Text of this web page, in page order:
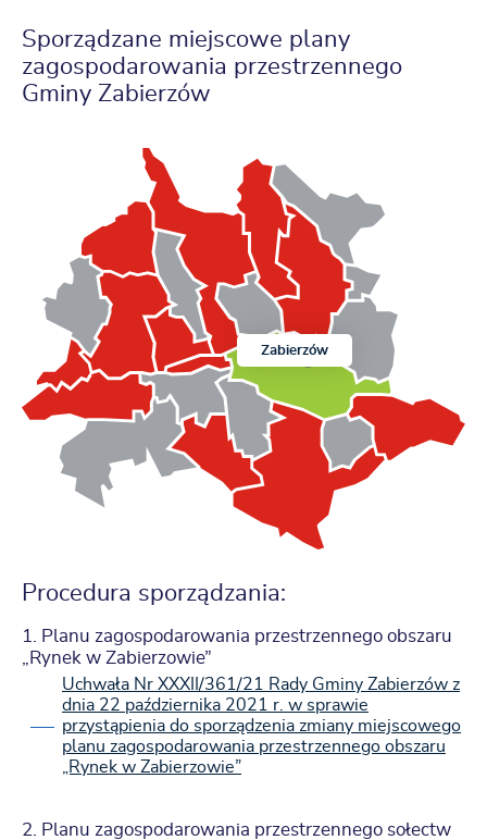
Sporządzane miejscowe plany
zagospodarowania przestrzennego
Gminy Zabierzów
Zabierzów
Procedura sporządzania:
1. Planu zagospodarowania przestrzennego obszaru
„Rynek w Zabierzowie”
Uchwała Nr XXXII/361/21 Rady Gminy Zabierzów z
dnia 22 października 2021 r. w sprawie
przystąpienia do sporządzenia zmiany miejscowego
planu zagospodarowania przestrzennego obszaru
„Rynek w Zabierzowie”
2. Planu zagospodarowania przestrzennego sołectw